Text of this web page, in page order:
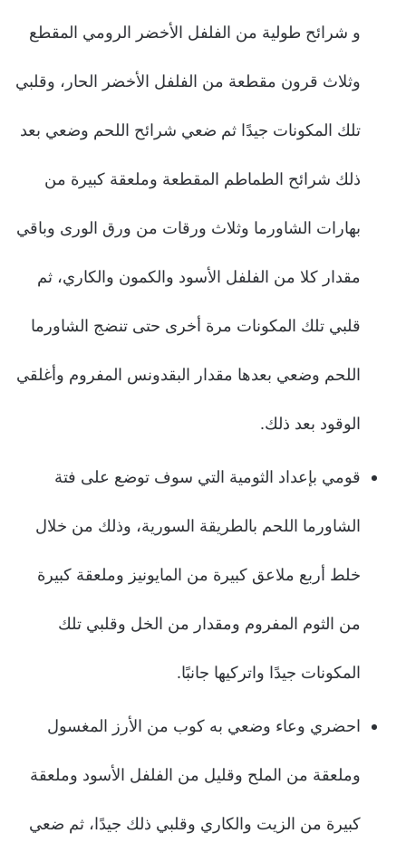
و شرائح طولية من الفلفل الأخضر الرومي المقطع
وثلاث قرون مقطعة من الفلفل الأخضر الحار، وقلبي
تلك المكونات جيدًا ثم ضعي شرائح اللحم وضعي بعد
ذلك شرائح الطماطم المقطعة وملعقة كبيرة من
بهارات الشاورما وثلاث ورقات من ورق الورى وباقي
مقدار كلا من الفلفل الأسود والكمون والكاري، ثم
قلبي تلك المكونات مرة أخرى حتى تنضج الشاورما
اللحم وضعي بعدها مقدار البقدونس المفروم وأغلقي
الوقود بعد ذلك.
قومي بإعداد الثومية التي سوف توضع على فتة
الشاورما اللحم بالطريقة السورية، وذلك من خلال
خلط أربع ملاعق كبيرة من المايونيز وملعقة كبيرة
من الثوم المفروم ومقدار من الخل وقلبي تلك
المكونات جيدًا واتركيها جانبًا.
احضري وعاء وضعي به كوب من الأرز المغسول
وملعقة من الملح وقليل من الفلفل الأسود وملعقة
كبيرة من الزيت والكاري وقلبي ذلك جيدًا، ثم ضعي